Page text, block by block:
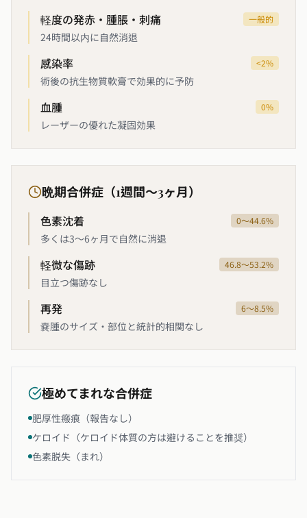
軽度の発赤・腫脹・刺痛
一般的
24時間以内に自然消退
感染率 <2%
術後の抗生物質軟膏で効果的に予防
血腫 0%
レーザーの優れた凝固効果
晩期合併症（1週間〜3ヶ月）
色素沈着
0〜44.6%
多くは3〜6ヶ月で自然に消退
軽微な傷跡 46.8〜53.2%
目立つ傷跡なし
再発 6〜8.5%
嚢腫のサイズ・部位と統計的相関なし
極めてまれな合併症
肥厚性瘢痕（報告なし）
ケロイド（ケロイド体質の方は避けることを推奨）
色素脱失（まれ）